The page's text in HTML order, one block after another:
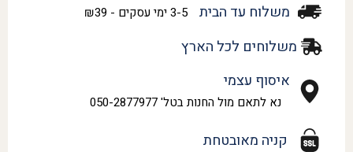
משלוח עד הבית 3-5 ימי עסקים - ₪39
משלוחים לכל הארץ
איסוף עצמי
נא לתאם מול החנות בטל' 050-2877977
קניה מאובטחת